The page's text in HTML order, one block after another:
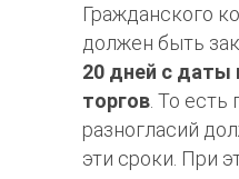
Гражданского
должен быть
20 дней с даты
торгов . То
разногласий
эти сроки. При